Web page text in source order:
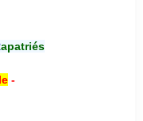
apatriés
-